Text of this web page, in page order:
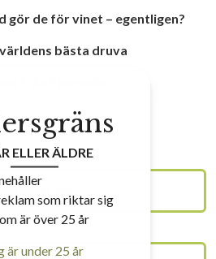
gör de för vinet – egentligen?
bästa druva
från Piemonte
ELLER ÄLDRE
som riktar sig
är över 25 år
är under 25 år